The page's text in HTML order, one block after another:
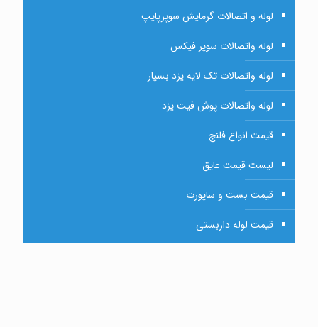
لوله و اتصالات گرمایش سوپرپایپ
لوله واتصالات سوپر فیکس
لوله واتصالات تک لایه یزد بسپار
لوله واتصالات پوش فیت یزد
قیمت انواع فلنج
لیست قیمت عایق
قیمت بست و ساپورت
قیمت لوله داربستی